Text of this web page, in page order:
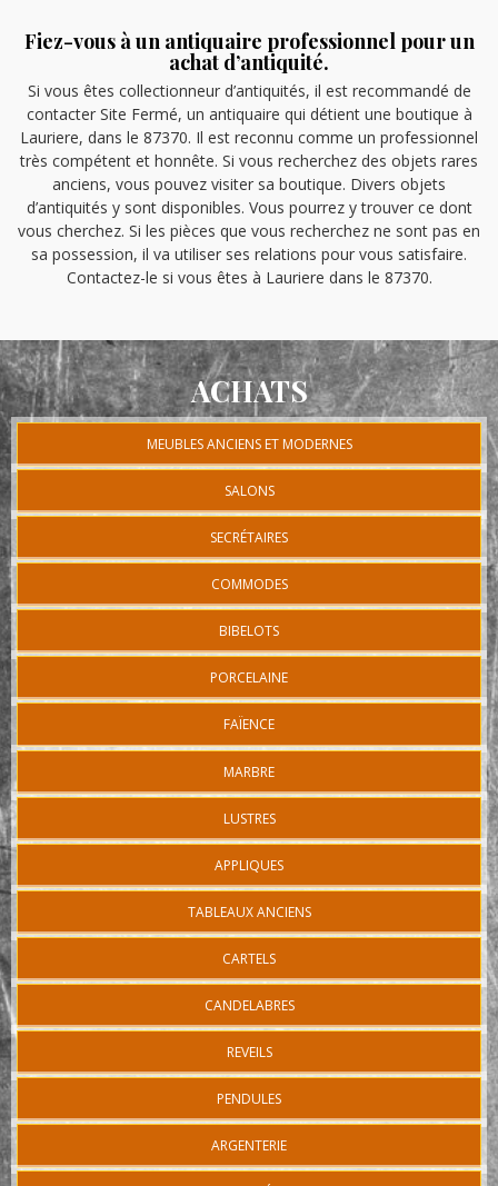
Fiez-vous à un antiquaire professionnel pour un
achat d’antiquité.
Si vous êtes collectionneur d’antiquités, il est recommandé de
contacter Site Fermé, un antiquaire qui détient une boutique à
Lauriere, dans le 87370. Il est reconnu comme un professionnel
très compétent et honnête. Si vous recherchez des objets rares
anciens, vous pouvez visiter sa boutique. Divers objets
d’antiquités y sont disponibles. Vous pourrez y trouver ce dont
vous cherchez. Si les pièces que vous recherchez ne sont pas en
sa possession, il va utiliser ses relations pour vous satisfaire.
Contactez-le si vous êtes à Lauriere dans le 87370.
ACHATS
MEUBLES ANCIENS ET MODERNES
SALONS
SECRÉTAIRES
COMMODES
BIBELOTS
PORCELAINE
FAÏENCE
MARBRE
LUSTRES
APPLIQUES
TABLEAUX ANCIENS
CARTELS
CANDELABRES
REVEILS
PENDULES
ARGENTERIE